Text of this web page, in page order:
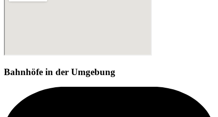
Bahnhöfe in der Umgebung